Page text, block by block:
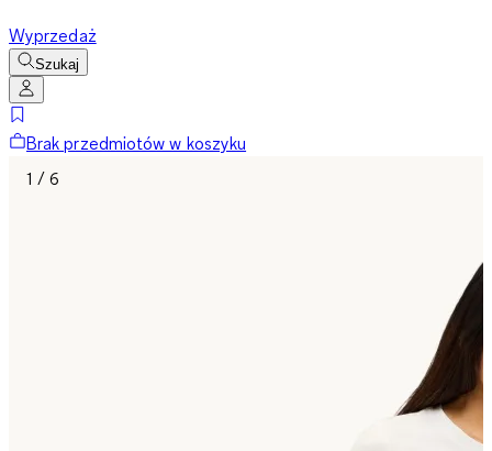
Wyprzedaż
Szukaj
Brak przedmiotów w koszyku
1 / 6